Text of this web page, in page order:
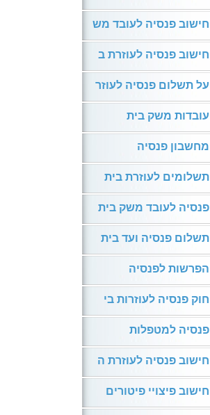
חישוב פנסיה לעובד מש
חישוב פנסיה לעוזרת ב
על תשלום פנסיה לעוזר
עובדות משק בית
מחשבון פנסיה
תשלומים לעוזרת בית
פנסיה לעובד משק בית
תשלום פנסיה ועד בית
הפרשות לפנסיה
חוק פנסיה לעוזרות בי
פנסיה למטפלות
חישוב פנסיה לעוזרת ה
חישוב פיצויי פיטורים